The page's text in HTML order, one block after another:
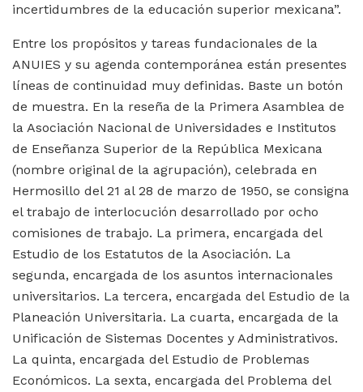
incertidumbres de la educación superior mexicana”.
Entre los propósitos y tareas fundacionales de la
ANUIES y su agenda contemporánea están presentes
líneas de continuidad muy definidas. Baste un botón
de muestra. En la reseña de la Primera Asamblea de
la Asociación Nacional de Universidades e Institutos
de Enseñanza Superior de la República Mexicana
(nombre original de la agrupación), celebrada en
Hermosillo del 21 al 28 de marzo de 1950, se consigna
el trabajo de interlocución desarrollado por ocho
comisiones de trabajo. La primera, encargada del
Estudio de los Estatutos de la Asociación. La
segunda, encargada de los asuntos internacionales
universitarios. La tercera, encargada del Estudio de la
Planeación Universitaria. La cuarta, encargada de la
Unificación de Sistemas Docentes y Administrativos.
La quinta, encargada del Estudio de Problemas
Económicos. La sexta, encargada del Problema del